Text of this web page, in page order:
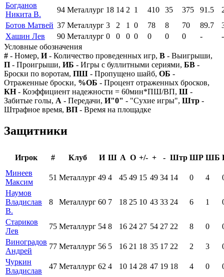
Богданов
Никита В.
94 Металлург 18 14 2 1 410 35 375 91.5
Ботов Матвей 37 Металлург 3 2 1 0 78 8 70 89.7
Хашин Лев
90 Металлург 0 0 0 0 0 0 0 -
-
Условные обозначения
# - Номер, И- Количество проведенных игр, В - Выигрыши,
П - Проигрыши, ИБ - Игры с буллитными сериями, БВ -
Броски по воротам, ПШ - Пропущено шайб, ОБ -
Отраженные броски, %ОБ - Процент отраженных бросков,
КН- Коэффициент надежности = 60мин*ПШ/ВП, Ш -
Забитые голы, А - Передачи, И"0" - "Сухие игры", Штр -
Штрафное время, ВП - Время на площадке
Защитники
Игрок # Клуб И Ш А О +/- + - Штр ШР ШБ
Минеев
Максим
51 Металлург 49 4 45 49 15 49 34 14 0 4
Наумов
Владислав
В.
8 Металлург 60 7 18 25 10 43 33 24 6 1
Стариков
Лев
75 Металлург 54 8 16 24 27 54 27 22 8 0
Виноградов
Андрей
77 Металлург 56 5 16 21 18 35 17 22 2 3
Чуркин
Владислав
47 Металлург 62 4 10 14 28 47 19 18 4 0